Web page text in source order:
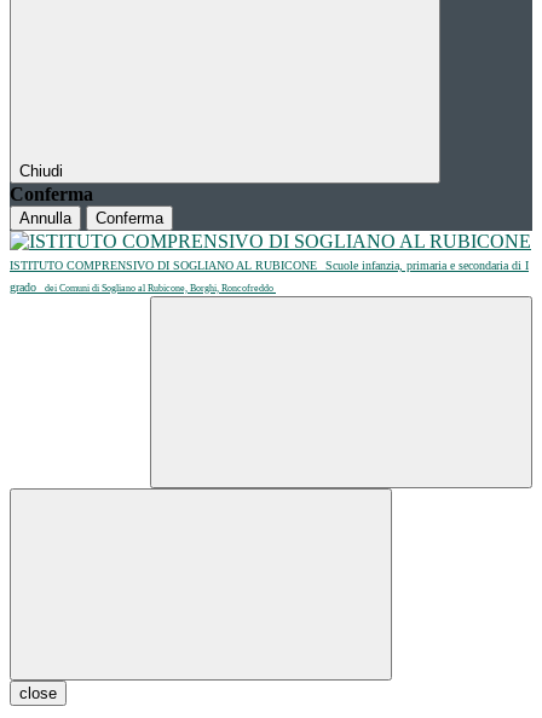
Chiudi
Conferma
Annulla Conferma
ISTITUTO COMPRENSIVO DI SOGLIANO AL RUBICONE
Scuole infanzia, primaria e secondaria di I
grado
dei Comuni di Sogliano al Rubicone, Borghi, Roncofreddo
close